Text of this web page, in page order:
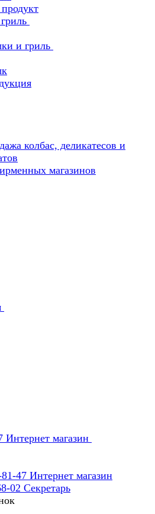
и гриль
колбас, деликатесов и
магазинов
Интернет магазин
47 Интернет магазин
02 Секретарь